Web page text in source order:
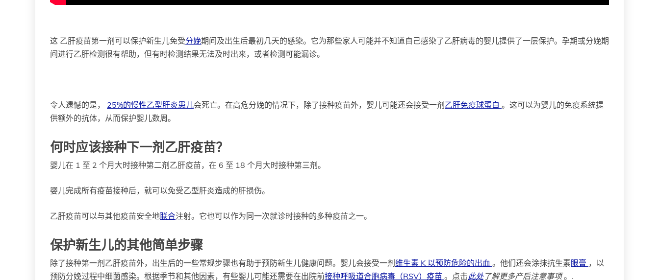
这 乙肝疫苗第一剂可以保护新生儿免受分娩期间及出生后最初几天的感染。它为那些家人可能并不知道自己感染了乙肝病毒的婴儿提供了一层保护。孕期或分娩期
间进行乙肝检测很有帮助，但有时检测结果无法及时出来，或者检测可能漏诊。
令人遗憾的是， 25%的慢性乙型肝炎患儿会死亡。在高危分娩的情况下，除了接种疫苗外，婴儿可能还会接受一剂 乙肝免疫球蛋白 。这可以为婴儿的免疫系统提
供额外的抗体，从而保护婴儿数周。
何时应该接种下一剂乙肝疫苗？
婴儿在 1 至 2 个月大时接种第二剂乙肝疫苗，在 6 至 18 个月大时接种第三剂。
婴儿完成所有疫苗接种后，就可以免受乙型肝炎造成的肝损伤。
乙肝疫苗可以与其他疫苗安全地联合注射。它也可以作为同一次就诊时接种的多种疫苗之一。
保护新生儿的其他简单步骤
除了接种第一剂乙肝疫苗外，出生后的一些常规步骤也有助于预防新生儿健康问题。婴儿会接受一剂 维生素 K 以预防危险的出血 。他们还会涂抹抗生素眼膏 ，以
预防分娩过程中细菌感染。根据季节和其他因素，有些婴儿可能还需要在出院前接种呼吸道合胞病毒（RSV）疫苗 。点击此处了解更多产后注意事项。 .